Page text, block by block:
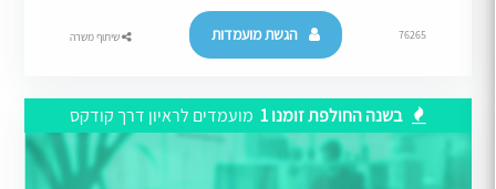
76265 הגשת מועמדות שיתוף משרה
בשנה החולפת זומנו 1 מועמדים לראיון דרך קודקס